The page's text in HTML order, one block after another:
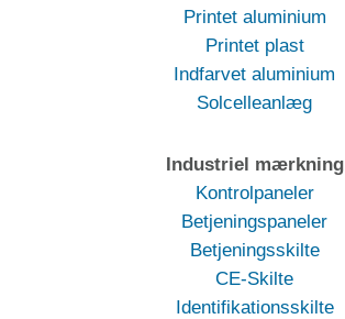
Printet aluminium
Printet plast
Indfarvet aluminium
Solcelleanlæg
Industriel mærkning
Kontrolpaneler
Betjeningspaneler
Betjeningsskilte
CE-Skilte
Identifikationsskilte